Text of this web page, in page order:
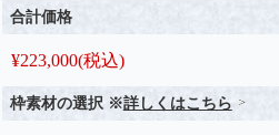
合計価格
¥223,000(税込)
枠素材の選択 ※詳しくはこちら